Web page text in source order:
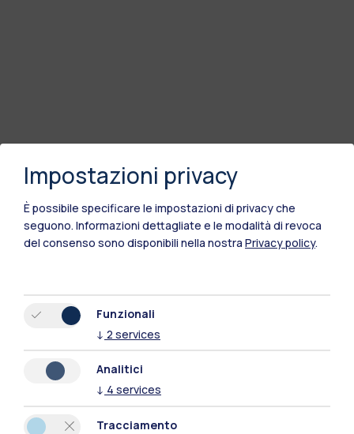
Impostazioni privacy
È possibile specificare le impostazioni di privacy che
seguono. Informazioni dettagliate e le modalità di revoca
del consenso sono disponibili nella nostra Privacy policy.
Funzionali
↓ 2 services
Analitici
↓ 4 services
Tracciamento